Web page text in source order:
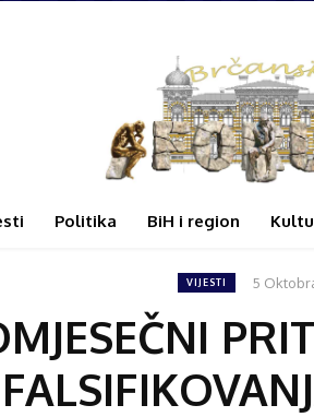
Politika BiH i region
VIJESTI 5